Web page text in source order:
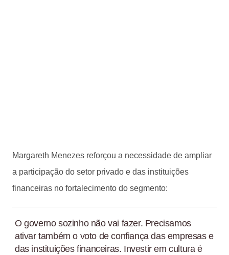
Margareth Menezes reforçou a necessidade de ampliar
a participação do setor privado e das instituições
financeiras no fortalecimento do segmento:
O governo sozinho não vai fazer. Precisamos
ativar também o voto de confiança das empresas e
das instituições financeiras. Investir em cultura é